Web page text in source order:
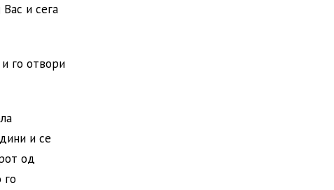
и сега
го отвори
и се
од
го